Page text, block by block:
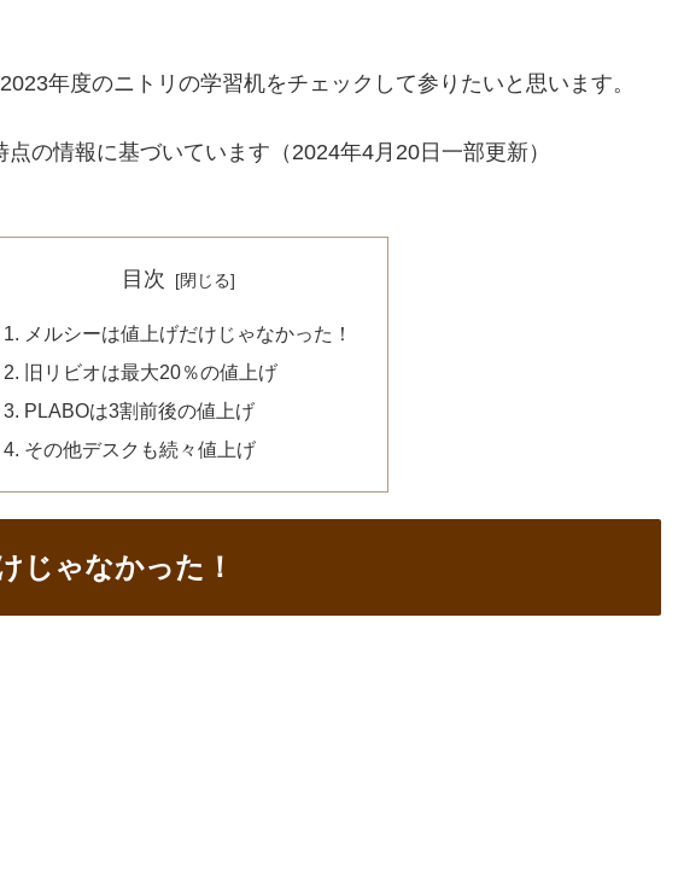
年度のニトリの学習机をチェックして参りたいと思います。
の情報に基づいています（2024年4月20日一部更新）
目次
メルシーは値上げだけじゃなかった！
旧リビオは最大20％の値上げ
PLABOは3割前後の値上げ
その他デスクも続々値上げ
じゃなかった！